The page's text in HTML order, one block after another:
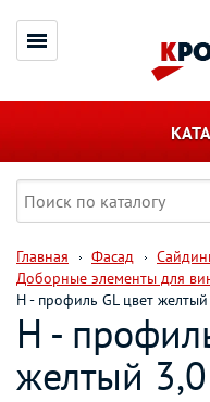
Главная Фасад
Доборные элементы для
Н - профиль GL цвет
Н -
желтый